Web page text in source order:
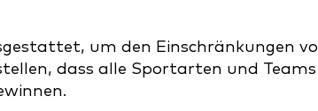
um den Einschränkungen
dass alle Sportarten und Teams